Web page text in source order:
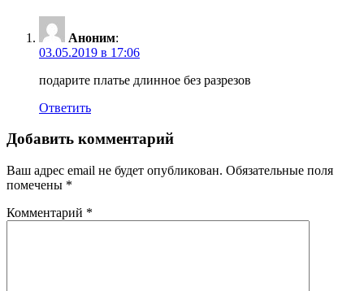
Аноним:
03.05.2019 в 17:06
подарите платье длинное без разрезов
Ответить
Добавить комментарий
Ваш адрес email не будет опубликован. Обязательные поля
помечены *
Комментарий *